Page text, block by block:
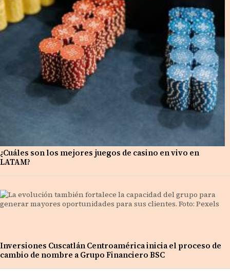
¿Cuáles son los mejores juegos de casino en vivo en
LATAM?
Inversiones Cuscatlán Centroamérica inicia el proceso de
cambio de nombre a Grupo Financiero BSC